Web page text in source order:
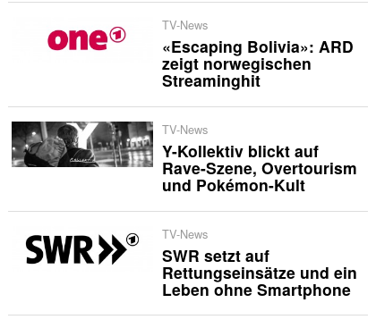
TV-News
«Escaping Bolivia»: ARD
zeigt norwegischen
Streaminghit
TV-News
Y-Kollektiv blickt auf
Rave-Szene, Overtourism
und Pokémon-Kult
TV-News
SWR setzt auf
Rettungseinsätze und ein
Leben ohne Smartphone